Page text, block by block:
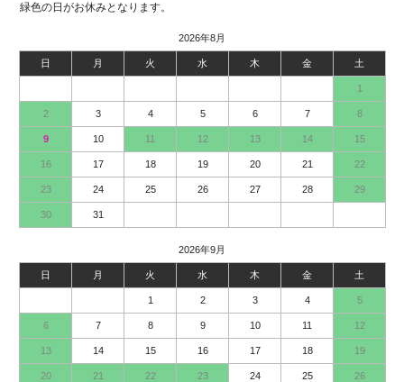
緑色の日がお休みとなります。
2026年8月
日 月 火 水 木 金 土
1
2 3 4 5 6 7 8
9 10 11 12 13 14 15
16 17 18 19 20 21 22
23 24 25 26 27 28 29
30 31
2026年9月
日 月 火 水 木 金 土
1 2 3 4 5
6 7 8 9 10 11 12
13 14 15 16 17 18 19
20 21 22 23 24 25 26